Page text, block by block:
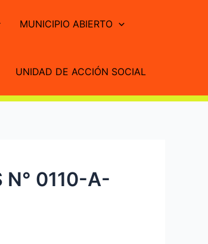
MUNICIPIO ABIERTO
UNIDAD DE ACCIÓN SOCIAL
N° 0110-A-